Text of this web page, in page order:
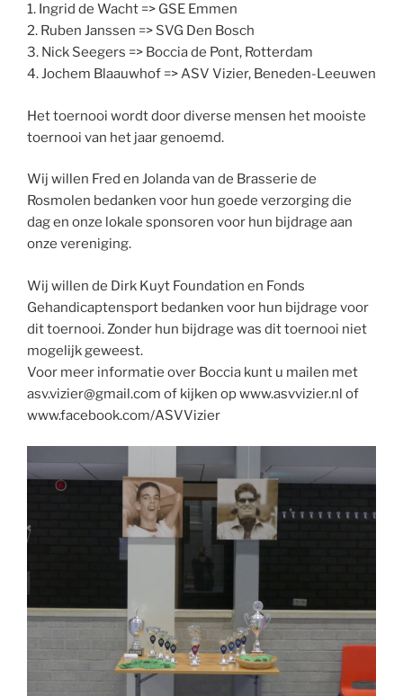
1. Ingrid de Wacht => GSE Emmen
2. Ruben Janssen => SVG Den Bosch
3. Nick Seegers => Boccia de Pont, Rotterdam
4. Jochem Blaauwhof => ASV Vizier, Beneden-Leeuwen
Het toernooi wordt door diverse mensen het mooiste
toernooi van het jaar genoemd.
Wij willen Fred en Jolanda van de Brasserie de
Rosmolen bedanken voor hun goede verzorging die
dag en onze lokale sponsoren voor hun bijdrage aan
onze vereniging.
Wij willen de Dirk Kuyt Foundation en Fonds
Gehandicaptensport bedanken voor hun bijdrage voor
dit toernooi. Zonder hun bijdrage was dit toernooi niet
mogelijk geweest.
Voor meer informatie over Boccia kunt u mailen met
asv.vizier@gmail.com of kijken op www.asvvizier.nl of
www.facebook.com/ASVVizier